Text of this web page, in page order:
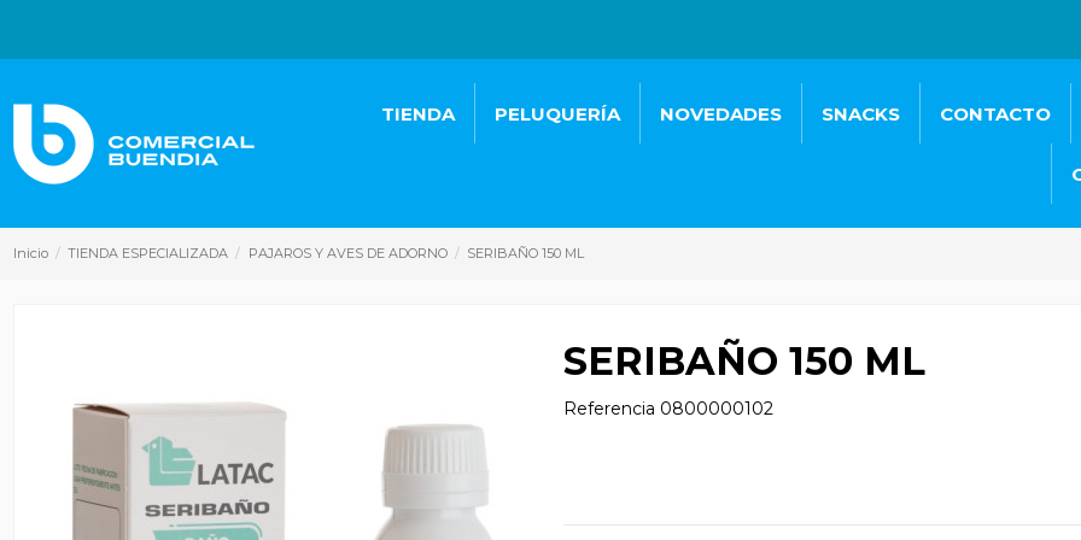
TIENDA PELUQUERÍA NOVEDADES SNACKS CONTACTO
Inicio TIENDA ESPECIALIZADA PAJAROS Y AVES DE ADORNO SERIBAÑO 150 ML
SERIBAÑO 150 ML
Referencia 0800000102